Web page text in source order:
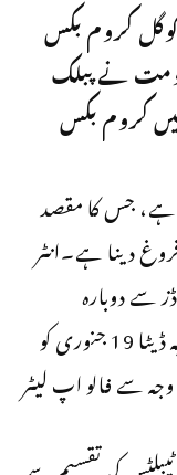
کروم بکس
نے پبلک
کروم بکس
ہے، جس کا مقصد
دینا ہے۔انٹر
سے دوبارہ
باصلاحیت طلبا کا ڈیٹا طلب کر لیا، پہلے یہ ڈیٹا 19 جنوری کو
سے فالو اپ لیٹر